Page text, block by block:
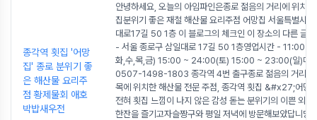
종각역 횟집 '어망
집' 종로 분위기 좋
은 해산물 요리주
점 황제물회 애호
박밥새우전
안녕하세요, 오늘의 아임파인은종로 젊음의 거리에 위치
집분위기 좋은 재철 해산물 요리주점 어망집 서울특별시
대로17길 50 1층 이 블로그의 체크인 이 장소의 다른 글
- 서울 종로구 삼일대로 17길 50 1층영업시간 - 11:00
화,수,목,금) 15:00 ~ 24:00(토) 15:00 ~ 23:00(일)매
0507-1498-1803 종각역 4번 출구종로 젊음의 거리 핫
목에 위치한 해산물 전문 주점, 종각역 횟집 &#x27;어
전혀 횟집 느낌이 나지 않은 감성 돋는 분위기의 이쁜 외관
한잔을 즐기고자슬짱구와 평일 저녁에 방문해보았답니당